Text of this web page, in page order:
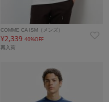
COMME CA ISM（メンズ）
¥2,33940%OFF
再入荷